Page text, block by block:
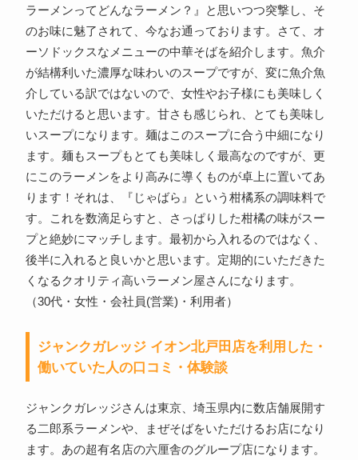
ラーメンってどんなラーメン？』と思いつつ突撃し、そ
のお味に魅了されて、今なお通っております。さて、オ
ーソドックスなメニューの中華そばを紹介します。魚介
が結構利いた濃厚な味わいのスープですが、変に魚介魚
介している訳ではないので、女性やお子様にも美味しく
いただけると思います。甘さも感じられ、とても美味し
いスープになります。麺はこのスープに合う中細になり
ます。麺もスープもとても美味しく最高なのですが、更
にこのラーメンをより高みに導くものが卓上に置いてあ
ります！それは、『じゃばら』という柑橘系の調味料で
す。これを数滴足らすと、さっぱりした柑橘の味がスー
プと絶妙にマッチします。最初から入れるのではなく、
後半に入れると良いかと思います。定期的にいただきた
くなるクオリティ高いラーメン屋さんになります。
（30代・女性・会社員(営業)・利用者）
ジャンクガレッジ イオン北戸田店を利用した・
働いていた人の口コミ・体験談
ジャンクガレッジさんは東京、埼玉県内に数店舗展開す
る二郎系ラーメンや、まぜそばをいただけるお店になり
ます。あの超有名店の六厘舎のグループ店になります。